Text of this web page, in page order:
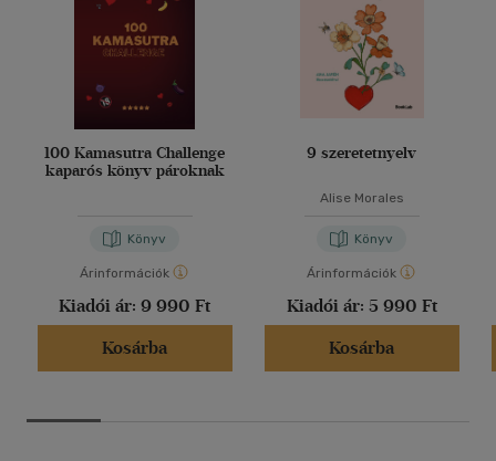
100 Kamasutra Challenge
kaparós könyv pároknak
Könyv
Árinformációk
Kiadói ár: 9 990 Ft
Kosárba
9 szeretetnyelv
Alise Morales
Könyv
Árinformációk
Kiadói ár: 5 990 Ft
Kosárba